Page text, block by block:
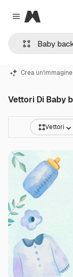
Close menu
Magnific
Crea
Vettori Di Baby
Vettori